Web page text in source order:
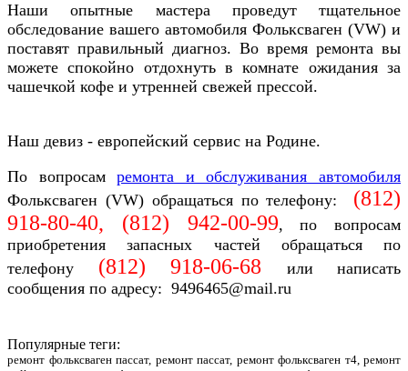
Наши опытные мастера проведут тщательное
обследование вашего автомобиля Фольксваген (VW) и
поставят правильный диагноз. Во время ремонта вы
можете спокойно отдохнуть в комнате ожидания за
чашечкой кофе и утренней свежей прессой.
Наш девиз - европейский сервис на Родине.
По вопросамремонта и обслуживания автомобиля
Фольксваген (VW) обращаться по телефону: (812)
918-80-40, (812) 942-00-99, по вопросам
приобретения запасных частей обращаться по
телефону (812) 918-06-68
или написать
сообщения по адресу: 9496465@mail.ru
Популярные теги:
ремонт фольксваген пассат, ремонт пассат, ремонт фольксваген т4, ремонт